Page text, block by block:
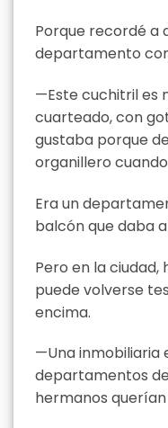
Porque recordé a
departamento
—Este cuchitril es
cuarteado, con
gustaba porque
organillero
Era un
balcón que daba
Pero en la
puede volverse
encima.
—Una
departamentos
hermanos